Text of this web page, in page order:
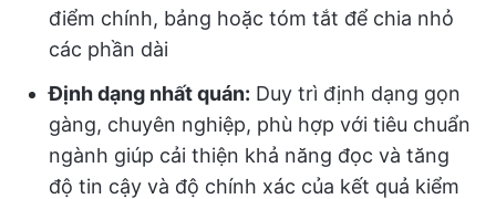
điểm chính, bảng hoặc tóm tắt để chia nhỏ
các phần dài
Định dạng nhất quán: Duy trì định dạng gọn
gàng, chuyên nghiệp, phù hợp với tiêu chuẩn
ngành giúp cải thiện khả năng đọc và tăng
độ tin cậy và độ chính xác của kết quả kiểm